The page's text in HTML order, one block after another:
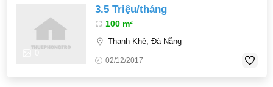
3.5 Triệu/tháng
100 m²
Thanh Khê, Đà Nẵng
02/12/2017